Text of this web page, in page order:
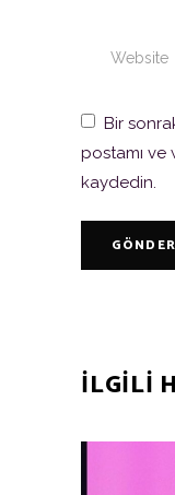
Bir
postamı ve
kaydedin.
GÖNDER
ILGILI